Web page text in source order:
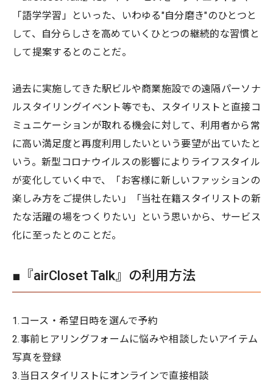
「語学学習」といった、いわゆる"自分磨き"のひとつと
して、自分らしさを高めていくひとつの継続的な習慣と
して提案するとのことだ。
過去に実施してきた駅ビルや商業施設での遠隔パーソナ
ルスタイリングイベント等でも、スタイリストと直接コ
ミュニケーションが取れる機会に対して、利用者から常
に高い満足度と再度利用したいという要望が出ていたと
いう。新型コロナウイルスの影響によりライフスタイル
が変化していく中で、「お客様に新しいファッションの
楽しみ方をご提供したい」「当社在籍スタイリストの新
たな活躍の場をつくりたい」という思いから、サービス
化に至ったとのことだ。
■『airCloset Talk』の利用方法
1.コース・希望日時を選んで予約
2.事前ヒアリングフォームに悩みや相談したいアイテム
写真を登録
3.当日スタイリストにオンラインで直接相談